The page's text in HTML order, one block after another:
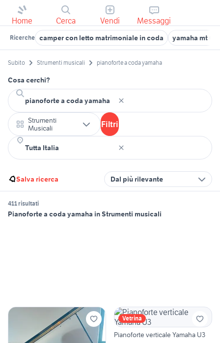
Home Cerca Vendi Messaggi
Ricerche camper con letto matrimoniale in coda yamaha mt 03
Subito Strumenti musicali pianoforte a coda yamaha
Cosa cerchi?
Strumenti
Musicali
Filtri
Salva ricerca Dal più rilevante
411 risultati
Pianoforte a coda yamaha in Strumenti musicali
Vetrina
Pianoforte verticale Yamaha U3